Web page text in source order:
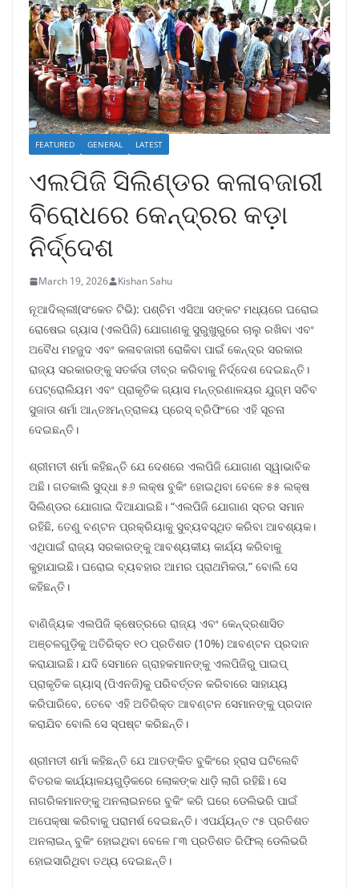
FEATURED GENERAL LATEST
ଏଲପିଜି ସିଲିଣ୍ଡର କଳାବଜାରୀ
ବିରୋଧରେ କେନ୍ଦ୍ରର କଡ଼ା
ନିର୍ଦ୍ଦେଶ
March 19, 2026 Kishan Sahu
ନୂଆଦିଲ୍ଲୀ(ସଂକେତ ଟିଭି): ପଶ୍ଚିମ ଏସିଆ ସଙ୍କଟ ମଧ୍ୟରେ ଘରୋଇ
ରୋଷେଇ ଗ୍ୟାସ (ଏଲପିଜି) ଯୋଗାଣକୁ ସୁରୁଖୁରୁରେ ଚାଲୁ ରଖିବା ଏବଂ
ଅବୈଧ ମହଜୁଦ ଏବଂ କଳାବଜାରୀ ରୋକିବା ପାଇଁ କେନ୍ଦ୍ର ସରକାର
ରାଜ୍ୟ ସରକାରଙ୍କୁ ସତର୍କତା ତୀବ୍ର କରିବାକୁ ନିର୍ଦ୍ଦେଶ ଦେଇଛନ୍ତି।
ପେଟ୍ରୋଲିୟମ ଏବଂ ପ୍ରାକୃତିକ ଗ୍ୟାସ ମନ୍ତ୍ରଣାଳୟର ଯୁଗ୍ମ ସଚିବ
ସୁଜାତା ଶର୍ମା ଆନ୍ତଃମନ୍ତ୍ରାଳୟ ପ୍ରେସ୍ ବ୍ରିଫିଂରେ ଏହି ସୂଚନା
ଦେଇଛନ୍ତି।
ଶ୍ରୀମତୀ ଶର୍ମା କହିଛନ୍ତି ଯେ ଦେଶରେ ଏଲପିଜି ଯୋଗାଣ ସ୍ୱାଭାବିକ
ଅଛି। ଗତକାଲି ସୁଦ୍ଧା ୫୬ ଲକ୍ଷ ବୁକିଂ ହୋଇଥିବା ବେଳେ ୫୫ ଲକ୍ଷ
ସିଲିଣ୍ଡର ଯୋଗାଇ ଦିଆଯାଇଛି। “ଏଲପିଜି ଯୋଗାଣ ସ୍ତର ସମାନ
ରହିଛି, ତେଣୁ ବଣ୍ଟନ ପ୍ରକ୍ରିୟାକୁ ସୁବ୍ୟବସ୍ଥିତ କରିବା ଆବଶ୍ୟକ।
ଏଥିପାଇଁ ରାଜ୍ୟ ସରକାରଙ୍କୁ ଆବଶ୍ୟକୀୟ କାର୍ଯ୍ୟ କରିବାକୁ
କୁହାଯାଇଛି। ଘରୋଇ ବ୍ୟବହାର ଆମର ପ୍ରାଥମିକତା,” ବୋଲି ସେ
କହିଛନ୍ତି।
ବାଣିଜ୍ୟିକ ଏଲପିଜି କ୍ଷେତ୍ରରେ ରାଜ୍ୟ ଏବଂ କେନ୍ଦ୍ରଶାସିତ
ଅଞ୍ଚଳଗୁଡ଼ିକୁ ଅତିରିକ୍ତ ୧୦ ପ୍ରତିଶତ (10%) ଆବଣ୍ଟନ ପ୍ରଦାନ
କରାଯାଇଛି। ଯଦି ସେମାନେ ଗ୍ରାହକମାନଙ୍କୁ ଏଲପିଜିରୁ ପାଇପ୍
ପ୍ରାକୃତିକ ଗ୍ୟାସ୍ (ପିଏନଜି)କୁ ପରିବର୍ତ୍ତନ କରିବାରେ ସାହାଯ୍ୟ
କରିପାରିବେ, ତେବେ ଏହି ଅତିରିକ୍ତ ଆବଣ୍ଟନ ସେମାନଙ୍କୁ ପ୍ରଦାନ
କରାଯିବ ବୋଲି ସେ ସ୍ପଷ୍ଟ କରିଛନ୍ତି।
ଶ୍ରୀମତୀ ଶର୍ମା କହିଛନ୍ତି ଯେ ଆତଙ୍କିତ ବୁକିଂରେ ହ୍ରାସ ଘଟିଲେବି
ବିତରକ କାର୍ଯ୍ୟାଳୟଗୁଡ଼ିକରେ ଲୋକଙ୍କ ଧାଡ଼ି ଲାଗି ରହିଛି। ସେ
ନାଗରିକମାନଙ୍କୁ ଅନଲାଇନରେ ବୁକିଂ କରି ଘରେ ଡେଲିଭରି ପାଇଁ
ଅପେକ୍ଷା କରିବାକୁ ପରାମର୍ଶ ଦେଇଛନ୍ତି। ଏପର୍ଯ୍ୟନ୍ତ ୯୫ ପ୍ରତିଶତ
ଅନଲାଇନ୍ ବୁକିଂ ହୋଇଥିବା ବେଳେ ୮୩ ପ୍ରତିଶତ ରିଫିଲ୍ ଡେଲିଭରି
ହୋଇସାରିଥିବା ତଥ୍ୟ ଦେଇଛନ୍ତି।